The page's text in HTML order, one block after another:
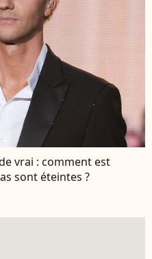
vrai : comment est
sont éteintes ?